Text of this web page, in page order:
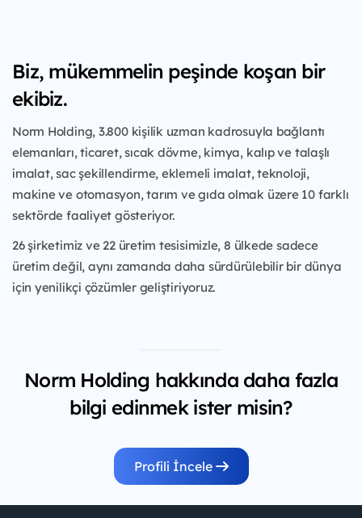
Biz, mükemmelin peşinde koşan bir
ekibiz.
Norm Holding, 3.800 kişilik uzman kadrosuyla bağlantı
elemanları, ticaret, sıcak dövme, kimya, kalıp ve talaşlı
imalat, sac şekillendirme, eklemeli imalat, teknoloji,
makine ve otomasyon, tarım ve gıda olmak üzere 10 farklı
sektörde faaliyet gösteriyor.
26 şirketimiz ve 22 üretim tesisimizle, 8 ülkede sadece
üretim değil, aynı zamanda daha sürdürülebilir bir dünya
için yenilikçi çözümler geliştiriyoruz.
Norm Holding hakkında daha fazla
bilgi edinmek ister misin?
Profili İncele